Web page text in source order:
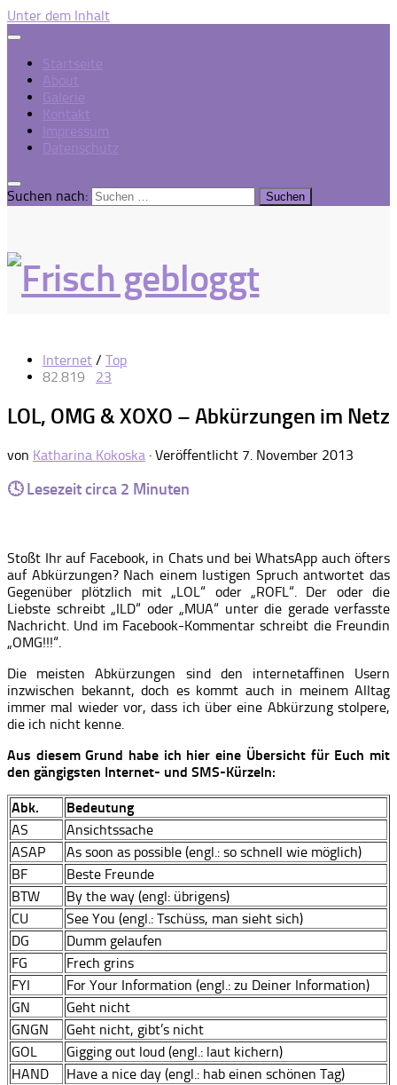
Unter dem Inhalt
Startseite
About
Galerie
Kontakt
Impressum
Datenschutz
Suchen nach:
Internet / Top
82.819 23
LOL, OMG & XOXO – Abkürzungen im Netz
von Katharina Kokoska · Veröffentlicht 7. November 2013
🕓 Lesezeit circa 2 Minuten
Stoßt Ihr auf Facebook, in Chats und bei WhatsApp auch öfters
auf Abkürzungen? Nach einem lustigen Spruch antwortet das
Gegenüber plötzlich mit „LOL“ oder „ROFL“. Der oder die
Liebste schreibt „ILD“ oder „MUA“ unter die gerade verfasste
Nachricht. Und im Facebook-Kommentar schreibt die Freundin
„OMG!!!“.
Die meisten Abkürzungen sind den internetaffinen Usern
inzwischen bekannt, doch es kommt auch in meinem Alltag
immer mal wieder vor, dass ich über eine Abkürzung stolpere,
die ich nicht kenne.
Aus diesem Grund habe ich hier eine Übersicht für Euch mit
den gängigsten Internet- und SMS-Kürzeln:
Abk.
Bedeutung
AS
Ansichtssache
ASAP
As soon as possible (engl.: so schnell wie möglich)
BF
Beste Freunde
BTW
By the way (engl: übrigens)
CU
See You (engl.: Tschüss, man sieht sich)
DG
Dumm gelaufen
FG
Frech grins
FYI
For Your Information (engl.: zu Deiner Information)
GN
Geht nicht
GNGN
Geht nicht, gibt’s nicht
GOL
Gigging out loud (engl.: laut kichern)
HAND
Have a nice day (engl.: hab einen schönen Tag)